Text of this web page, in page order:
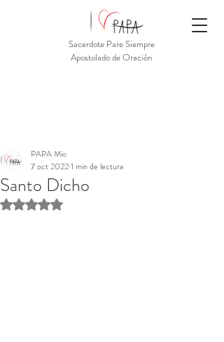
Sacerdote Pare Siempre
Apostolado de Oración
Santo Dicho
PAPA Mio
7 oct 20221 min de lectura
Obtuvo NaN de 5 estrellas.